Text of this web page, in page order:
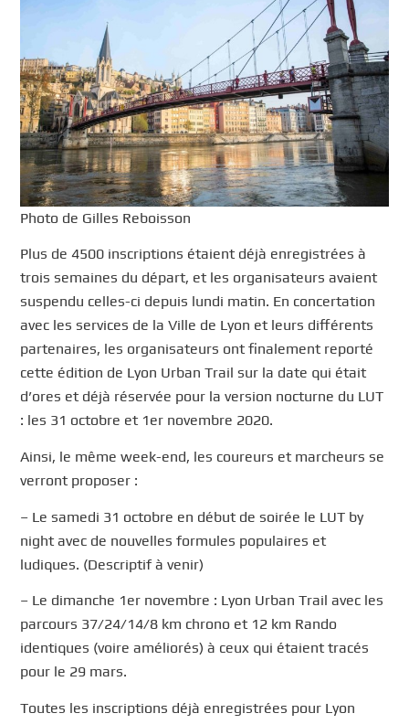
Photo de Gilles Reboisson
Plus de 4500 inscriptions étaient déjà enregistrées à
trois semaines du départ, et les organisateurs avaient
suspendu celles-ci depuis lundi matin. En concertation
avec les services de la Ville de Lyon et leurs différents
partenaires, les organisateurs ont finalement reporté
cette édition de Lyon Urban Trail sur la date qui était
d’ores et déjà réservée pour la version nocturne du LUT
: les 31 octobre et 1er novembre 2020.
Ainsi, le même week-end, les coureurs et marcheurs se
verront proposer :
– Le samedi 31 octobre en début de soirée le LUT by
night avec de nouvelles formules populaires et
ludiques. (Descriptif à venir)
– Le dimanche 1er novembre : Lyon Urban Trail avec les
parcours 37/24/14/8 km chrono et 12 km Rando
identiques (voire améliorés) à ceux qui étaient tracés
pour le 29 mars.
Toutes les inscriptions déjà enregistrées pour Lyon